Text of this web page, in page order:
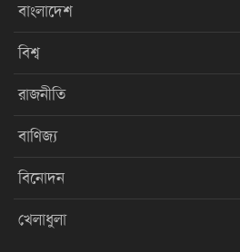
বাংলাদেশ
বিশ্ব
রাজনীতি
বাণিজ্য
বিনোদন
খেলাধুলা